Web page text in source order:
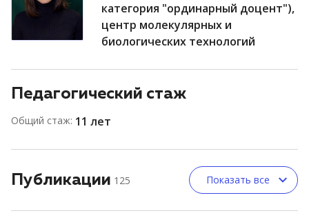
категория "ординарный доцент"),
центр молекулярных и
биологических технологий
Педагогический стаж
Общий стаж: 11 лет
Публикации 125 Показать все